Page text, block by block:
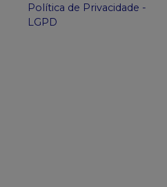
Política de Privacidade -
LGPD